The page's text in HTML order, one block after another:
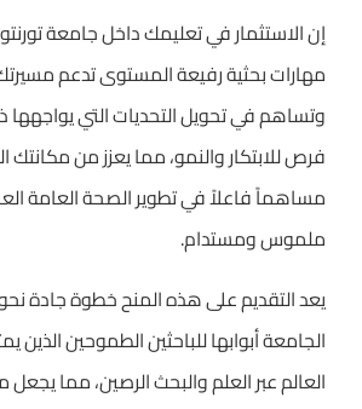
إن الاستثمار في تعليمك داخل جامعة
مهارات بحثية رفيعة المستوى تدعم
وتساهم في تحويل التحديات التي يواجهها
فرص للابتكار والنمو، مما يعزز من
مساهماً فاعلاً في تطوير الصحة العامة
ملموس ومستدام.
يعد التقديم على هذه المنح خطوة جادة نحو
الجامعة أبوابها للباحثين الطموحين الذين
العالم عبر العلم والبحث الرصين، مما